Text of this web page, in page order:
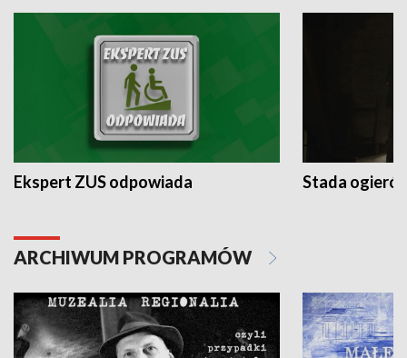
Ekspert ZUS odpowiada Stada
ARCHIWUM PROGRAMÓW